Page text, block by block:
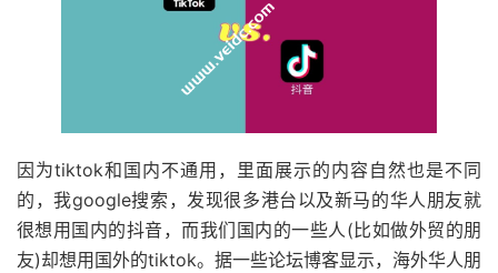
因为tiktok和国内不通用，里面展示的内容自然也是不同
的，我google搜索，发现很多港台以及新马的华人朋友就
很想用国内的抖音，而我们国内的一些人(比如做外贸的朋
友)却想用国外的tiktok。据一些论坛博客显示，海外华人朋